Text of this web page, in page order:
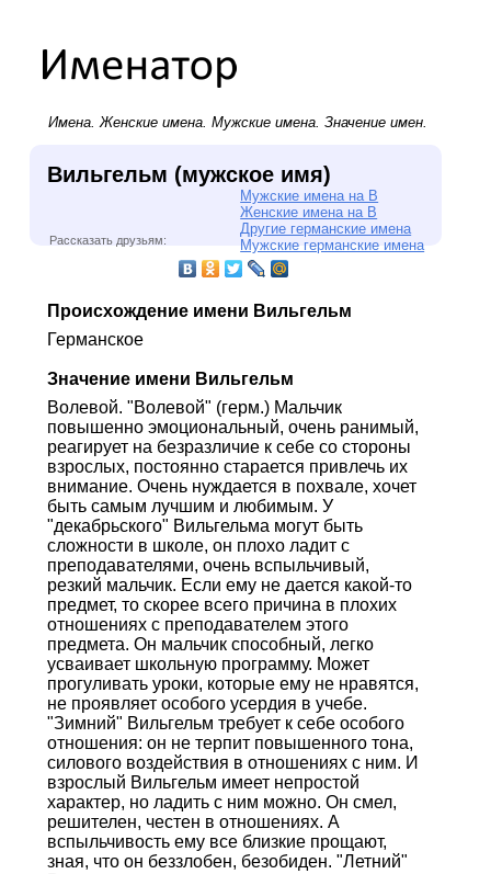
Имена.Женские имена. Мужские имена. Значение имен.
Вильгельм (мужское имя)
Мужские имена на В
Женские имена на В
Другие германские имена
Мужские германские имена
Рассказать друзьям:
Происхождение имени Вильгельм
Германское
Значение имени Вильгельм
Волевой. "Волевой" (герм.) Мальчик
повышенно эмоциональный, очень ранимый,
реагирует на безразличие к себе со стороны
взрослых, постоянно старается привлечь их
внимание. Очень нуждается в похвале, хочет
быть самым лучшим и любимым. У
"декабрьского" Вильгельма могут быть
сложности в школе, он плохо ладит с
преподавателями, очень вспыльчивый,
резкий мальчик. Если ему не дается какой-то
предмет, то скорее всего причина в плохих
отношениях с преподавателем этого
предмета. Он мальчик способный, легко
усваивает школьную программу. Может
прогуливать уроки, которые ему не нравятся,
не проявляет особого усердия в учебе.
"Зимний" Вильгельм требует к себе особого
отношения: он не терпит повышенного тона,
силового воздействия в отношениях с ним. И
взрослый Вильгельм имеет непростой
характер, но ладить с ним можно. Он смел,
решителен, честен в отношениях. А
вспыльчивость ему все близкие прощают,
зная, что он беззлобен, безобиден. "Летний"